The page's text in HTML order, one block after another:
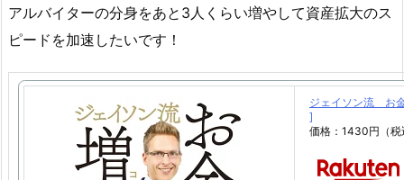
アルバイターの分身をあと3人くらい増やして資産拡大のス
ピードを加速したいです！
ジェイソン流 お
]
価格：1430円（税